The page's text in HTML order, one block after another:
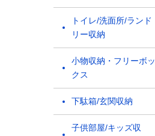
トイレ/洗面所/ランド
リー収納
小物収納・フリーボッ
クス
下駄箱/玄関収納
子供部屋/キッズ収